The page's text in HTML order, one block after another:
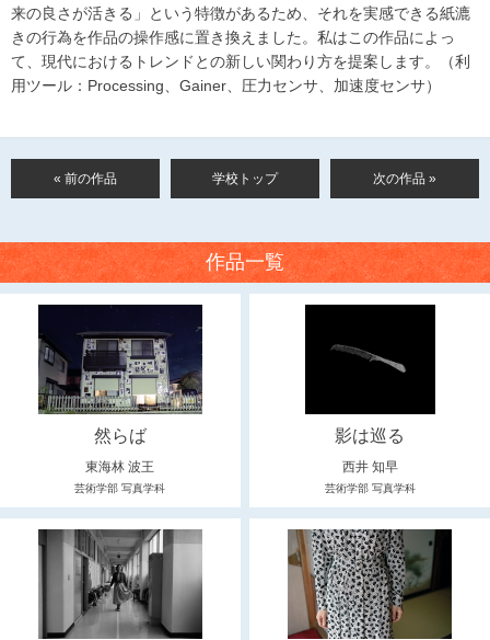
来の良さが活きる」という特徴があるため、それを実感できる紙漉
きの行為を作品の操作感に置き換えました。私はこの作品によっ
て、現代におけるトレンドとの新しい関わり方を提案します。（利
用ツール：Processing、Gainer、圧力センサ、加速度センサ）
« 前の作品 学校トップ 次の作品 »
作品一覧
然らば
東海林 波王
芸術学部 写真学科
影は巡る
西井 知早
芸術学部 写真学科